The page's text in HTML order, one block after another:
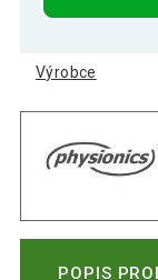
Výrobce
POPIS